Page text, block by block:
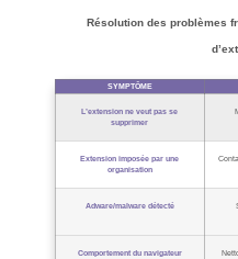
Résolution des problèmes
SYMPTÔME
L’extension ne veut pas se
supprimer
Extension imposée par une
organisation
Adware/malware détecté
Comportement du navigateur